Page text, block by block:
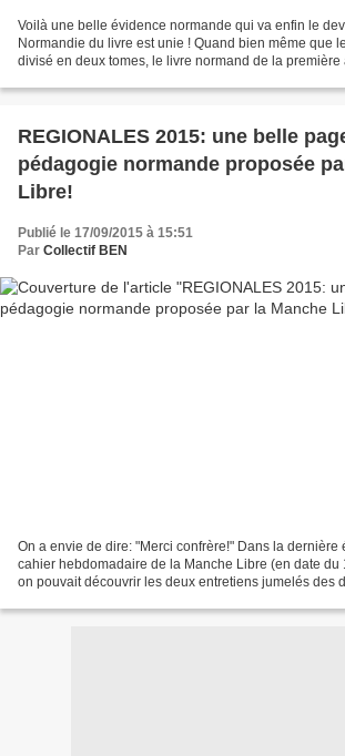
Voilà une belle évidence normande qui va enfin le
Normandie du livre est unie ! Quand bien même que
divisé en deux tomes, le livre normand de la première
REGIONALES 2015: une belle
pédagogie normande proposée
Libre!
Publié le 17/09/2015 à 15:51
Par Collectif BEN
On a envie de dire: "Merci confrère!" Dans la dernière
cahier hebdomadaire de la Manche Libre (en date du
on pouvait découvrir les deux entretiens jumelés des